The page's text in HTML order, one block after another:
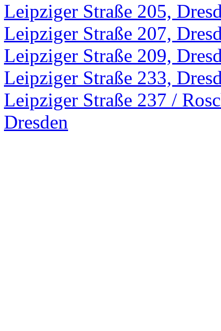
Leipziger Straße 205,
Leipziger Straße 207,
Leipziger Straße 209,
Leipziger Straße 233,
Leipziger Straße 237 /
Dresden